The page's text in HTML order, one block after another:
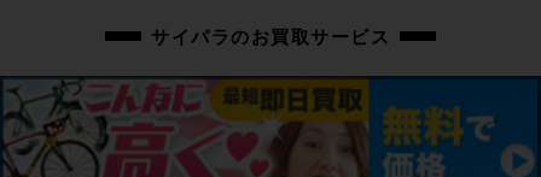
サイパラのお買取サービス